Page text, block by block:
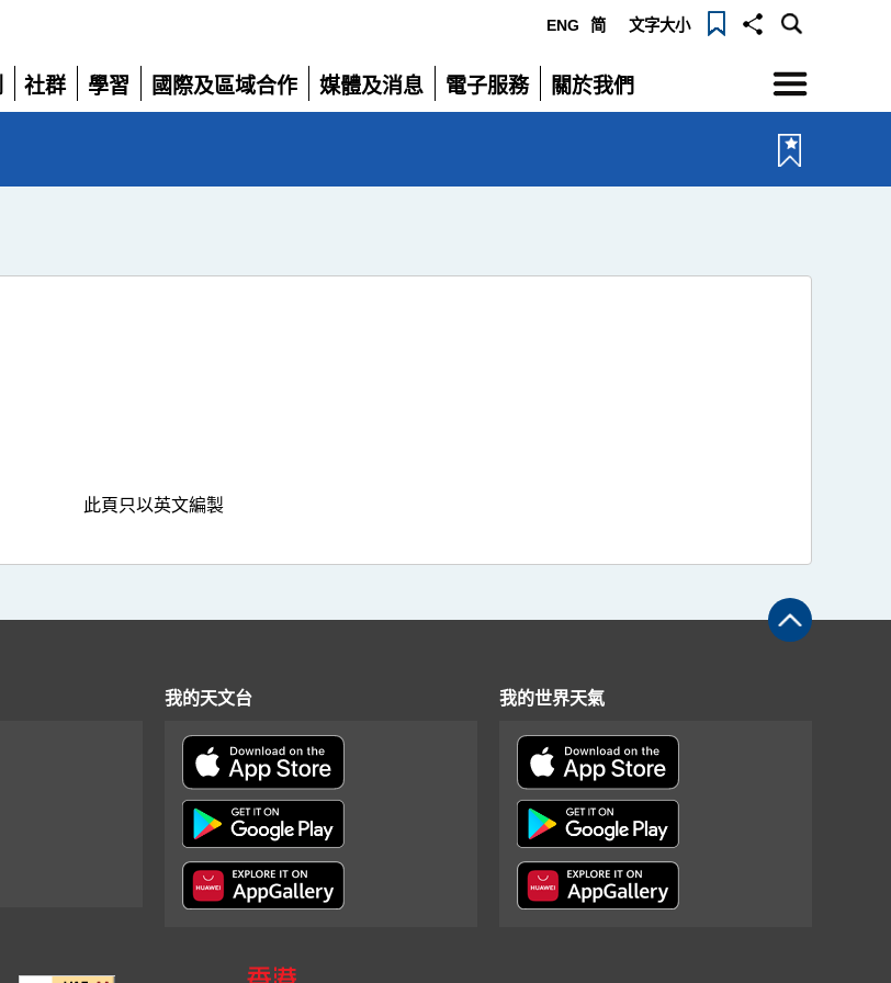
ENG 简 文字大小
社群
展
學習
展
國際及區域合作
展
媒體及消息
展
電子服務
展
關於我們
展
選
單
此頁只以英文編製
我的天文台 我的世界天氣